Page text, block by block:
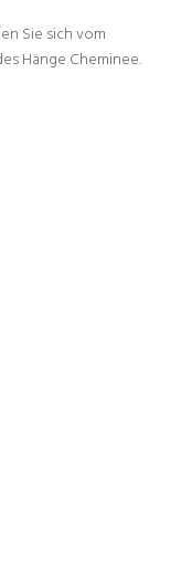
Sie sich vom
Hänge Cheminee.